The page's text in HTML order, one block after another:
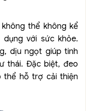
thể không kể
với sức khỏe.
dịu ngọt giúp tinh
thái. Đặc biệt, đeo
thể hỗ trợ cải thiện